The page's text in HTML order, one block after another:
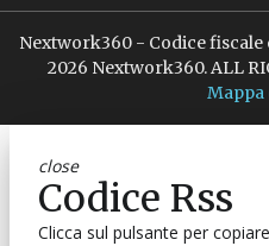
Nextwork360 - Codice fiscale
2026 Nextwork360. ALL
Mappa
close
Codice Rss
Clicca sul pulsante per